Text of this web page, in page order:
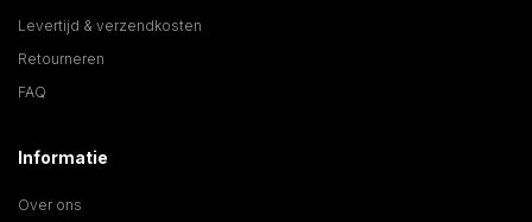
Levertijd & verzendkosten
Retourneren
FAQ
Informatie
Over ons